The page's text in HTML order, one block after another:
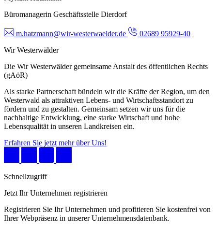
Büromanagerin Geschäftsstelle Dierdorf
m.hatzmann@wir-westerwaelder.de
02689 95929-40
Wir Westerwälder
Die Wir Westerwälder gemeinsame Anstalt des öffentlichen Rechts
(gAöR)
Als starke Partnerschaft bündeln wir die Kräfte der Region, um den
Westerwald als attraktiven Lebens- und Wirtschaftsstandort zu
fördern und zu gestalten. Gemeinsam setzen wir uns für die
nachhaltige Entwicklung, eine starke Wirtschaft und hohe
Lebensqualität in unseren Landkreisen ein.
Erfahren Sie jetzt mehr über Uns!
Schnellzugriff
Jetzt Ihr Unternehmen registrieren
Registrieren Sie Ihr Unternehmen und profitieren Sie kostenfrei von
Ihrer Webpräsenz in unserer Unternehmensdatenbank.